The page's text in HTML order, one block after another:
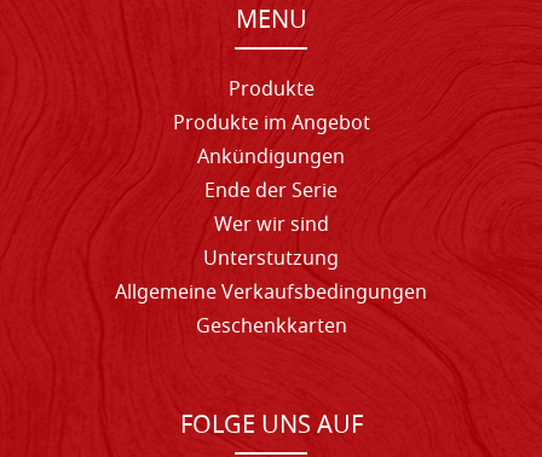
MENU
Produkte
Produkte im Angebot
Ankündigungen
Ende der Serie
Wer wir sind
Unterstutzung
Allgemeine Verkaufsbedingungen
Geschenkkarten
FOLGE UNS AUF